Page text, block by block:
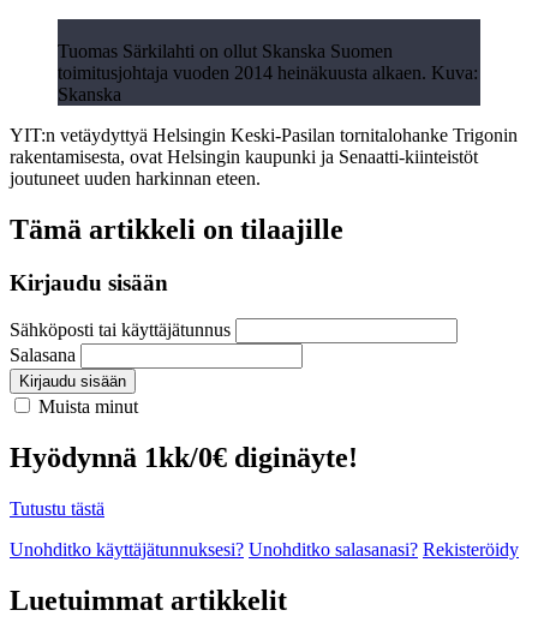
Tuomas Särkilahti on ollut Skanska Suomen
toimitusjohtaja vuoden 2014 heinäkuusta alkaen. Kuva:
Skanska
YIT:n vetäydyttyä Helsingin Keski-Pasilan tornitalohanke Trigonin
rakentamisesta, ovat Helsingin kaupunki ja Senaatti-kiinteistöt
joutuneet uuden harkinnan eteen.
Tämä artikkeli on tilaajille
Kirjaudu sisään
Sähköposti tai käyttäjätunnus
Salasana
Kirjaudu sisään
Muista minut
Hyödynnä 1kk/0€ diginäyte!
Tutustu tästä
Unohditko käyttäjätunnuksesi? Unohditko salasanasi? Rekisteröidy
Luetuimmat artikkelit